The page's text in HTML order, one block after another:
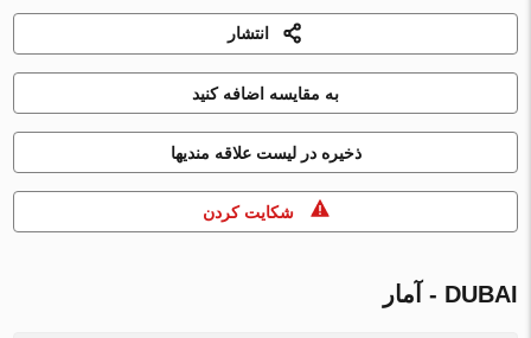
انتشار
به مقایسه اضافه کنید
ذخیره در لیست علاقه مندیها
شكايت كردن
DUBAI - آمار